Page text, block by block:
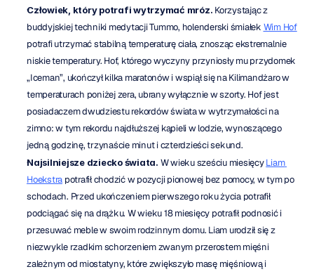
Człowiek, który potrafi wytrzymać mróz. Korzystając z
buddyjskiej techniki medytacji Tummo, holenderski śmiałek Wim Hof
potrafi utrzymać stabilną temperaturę ciała, znosząc ekstremalnie
niskie temperatury. Hof, którego wyczyny przyniosły mu przydomek
„Iceman”, ukończył kilka maratonów i wspiął się na Kilimandżaro w
temperaturach poniżej zera, ubrany wyłącznie w szorty. Hof jest
posiadaczem dwudziestu rekordów świata w wytrzymałości na
zimno: w tym rekordu najdłuższej kąpieli w lodzie, wynoszącego
jedną godzinę, trzynaście minut i czterdzieści sekund.
Najsilniejsze dziecko świata. W wieku sześciu miesięcy Liam
Hoekstra potrafił chodzić w pozycji pionowej bez pomocy, w tym po
schodach. Przed ukończeniem pierwszego roku życia potrafił
podciągać się na drążku. W wieku 18 miesięcy potrafił podnosić i
przesuwać meble w swoim rodzinnym domu. Liam urodził się z
niezwykle rzadkim schorzeniem zwanym przerostem mięśni
zależnym od miostatyny, które zwiększyło masę mięśniową i